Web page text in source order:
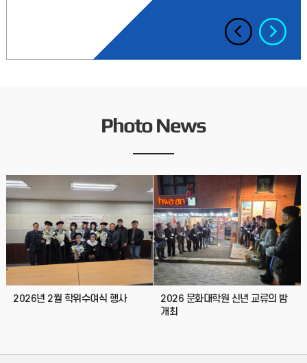
2026-1학기 문화대학원 수강신청(일괄신청) 및 등록 안내
2026-1학기 문화대학원 수강신청(일괄신청) 및 등록 안내 가.
수강신청: 교학실 일괄 신청 (신입생 및 3차수) 개별 신청 필요 없음
나. 등록기간: 2026. 2. 19.(금
2026.02.11
9:45 ○ 장 소: 인문대학 15호관 326호 강의실○ 행사일정: -
학위복 배부 및 환복 -
2026-1학기 문화대학원 휴학 및 복학, 재입학 신청 안내1.
신청기간: 2026. 1. 28.(수) ~ 2. 6.(금)2. 유의사항- 휴학기간은
계속하여 2개 학기를 초과할 수
2026.01.27
Photo News
2026년 2월 학위수여식 행사
2026 문화대학원 신년 교류의 밤
개최